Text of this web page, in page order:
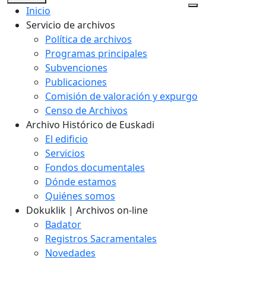
Inicio
Servicio de archivos
Política de archivos
Programas principales
Subvenciones
Publicaciones
Comisión de valoración y expurgo
Censo de Archivos
Archivo Histórico de Euskadi
El edificio
Servicios
Fondos documentales
Dónde estamos
Quiénes somos
Dokuklik | Archivos on-line
Badator
Registros Sacramentales
Novedades